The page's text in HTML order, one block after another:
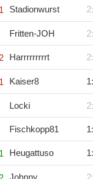
1 Stadionwurst
Fritten-JOH
Harrrrrrrrrt
1 Kaiser8
Locki
Fischkopp81
1 Heugattuso